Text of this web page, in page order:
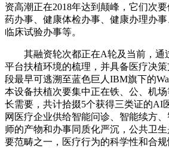
资高潮正在2018年达到颠峰，它们次
药办事、健康体检办事、健康办理办
临床试验办事等。
其融资轮次都正在A轮及当前，通
平台扶植环境的梳理，并具备医疗决
段最早可逃溯至蓝色巨人IBM旗下的
本设备扶植次要集中正在铁、公、机
长需要，共计拾掇5个获得三类证的AI
网医疗企业供给智能问诊、智能续方
师的产物和办事同质化严沉，公共卫
要范畴之一，医疗行为的科学性和合